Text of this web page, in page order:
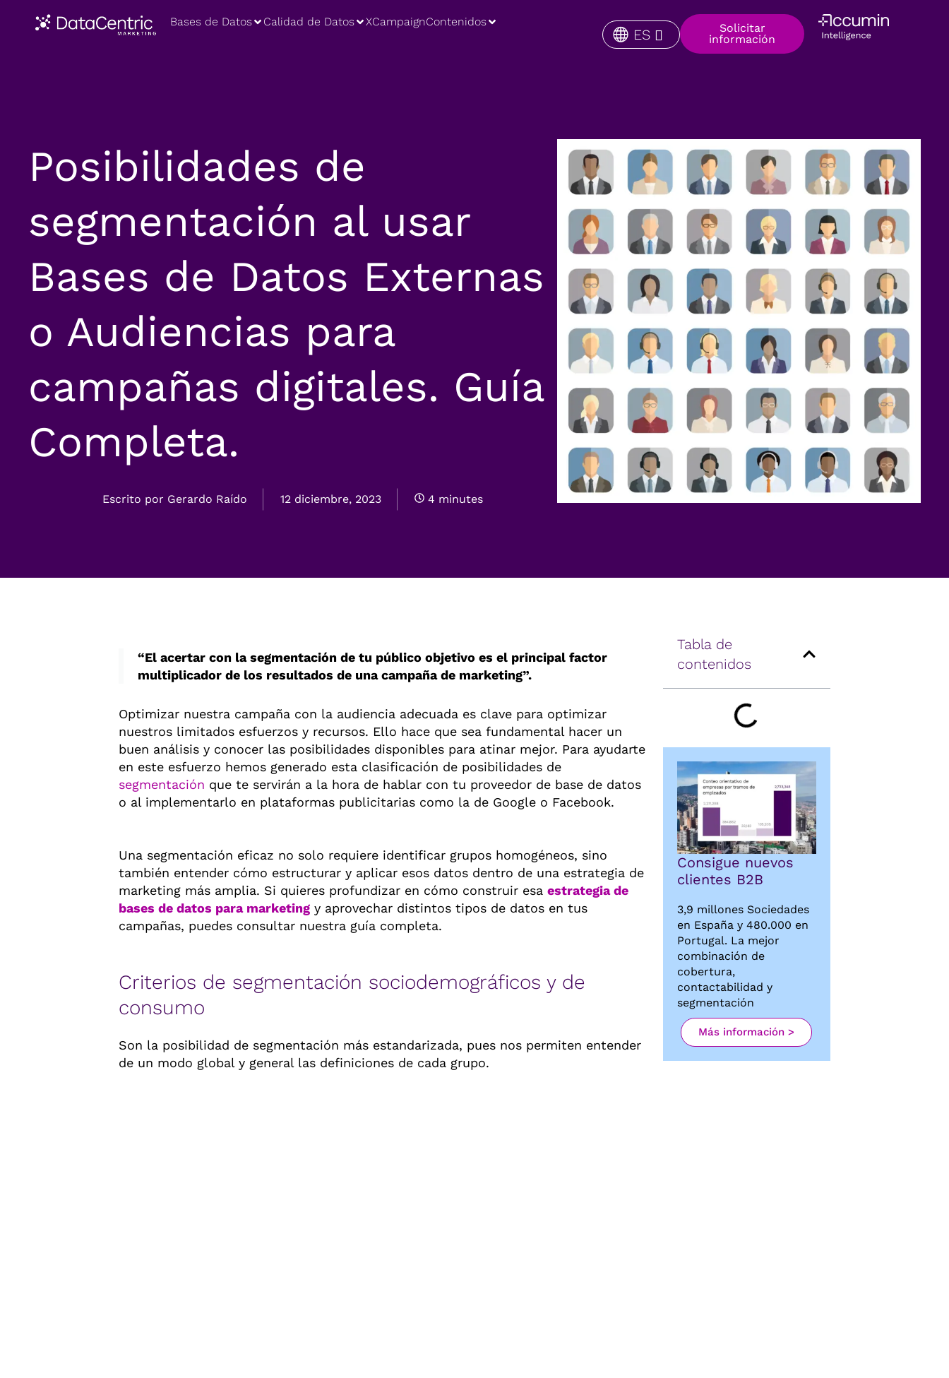
Bases de Datos Calidad de Datos XCampaignContenidos
ES
Solicitar
información
Posibilidades de
segmentación al usar
Bases de Datos Externas
o Audiencias para
campañas digitales. Guía
Completa.
Escrito por Gerardo Raído 12 diciembre, 2023 4 minutes
“El acertar con la segmentación de tu público objetivo es el principal factor
multiplicador de los resultados de una campaña de marketing”.
Optimizar nuestra campaña con la audiencia adecuada es clave para optimizar
nuestros limitados esfuerzos y recursos. Ello hace que sea fundamental hacer un
buen análisis y conocer las posibilidades disponibles para atinar mejor. Para ayudarte
en este esfuerzo hemos generado esta clasificación de posibilidades de
segmentación que te servirán a la hora de hablar con tu proveedor de base de datos
o al implementarlo en plataformas publicitarias como la de Google o Facebook.
Una segmentación eficaz no solo requiere identificar grupos homogéneos, sino
también entender cómo estructurar y aplicar esos datos dentro de una estrategia de
marketing más amplia. Si quieres profundizar en cómo construir esaestrategia de
bases de datos para marketing y aprovechar distintos tipos de datos en tus
campañas, puedes consultar nuestra guía completa.
Criterios de segmentación sociodemográficos y de
consumo
Son la posibilidad de segmentación más estandarizada, pues nos permiten entender
de un modo global y general las definiciones de cada grupo.
Tabla de
contenidos
Consigue nuevos
clientes B2B
3,9 millones Sociedades
en España y 480.000 en
Portugal. La mejor
combinación de
cobertura,
contactabilidad y
segmentación
Más información >